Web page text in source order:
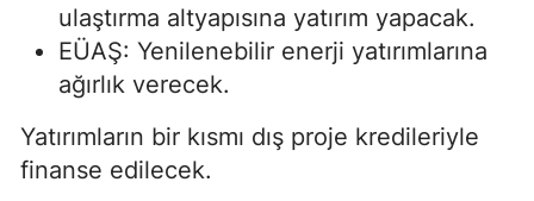
ulaştırma altyapısına yatırım yapacak.
EÜAŞ: Yenilenebilir enerji yatırımlarına
ağırlık verecek.
Yatırımların bir kısmı dış proje kredileriyle
finanse edilecek.